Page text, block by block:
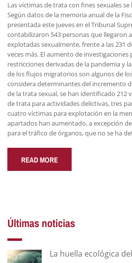
Las víctimas de trata con fines sexuales
Según datos de la memoria anual de la
presentada este jueves en el Tribunal
contabilizaron 543 personas que llegaron
explotadas sexualmente, frente a las 231
veces más. El aumento de investigaciones
restricciones derivadas de la pandemia y
de los flujos migratorios son algunos de
considera determinantes del incremento
de la trata sexual, se han identificado 212
de trata para actividades delictivas, tres
cuatro víctimas para explotación en la
apartados han aumentado, a excepción
para el tráfico de órganos, que no se ha
READ MORE
Últimas noticias
La huella ecológica